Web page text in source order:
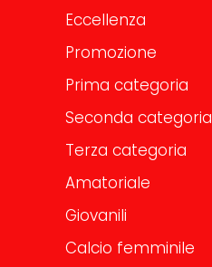
Eccellenza
Promozione
Prima categoria
Seconda categoria
Terza categoria
Amatoriale
Giovanili
Calcio femminile